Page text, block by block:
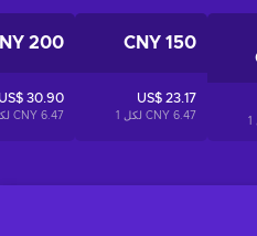
1
150 CNY
US$ 23.17
6.47 CNY لكل 1
200 CNY
30.90
6.47 CNY لكل